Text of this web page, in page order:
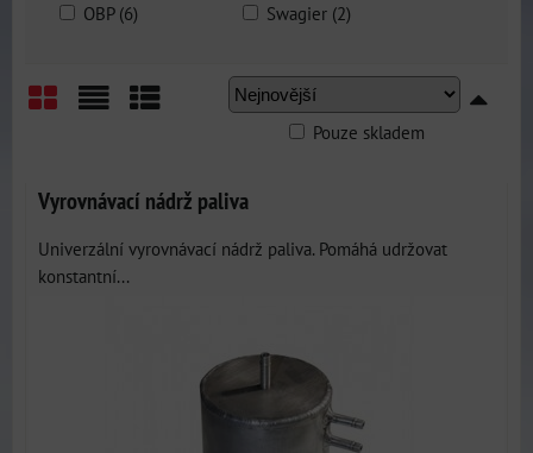
OBP (6)
Swagier (2)
Pouze skladem
Vyrovnávací nádrž paliva
Univerzální vyrovnávací nádrž paliva. Pomáhá udržovat
konstantní...